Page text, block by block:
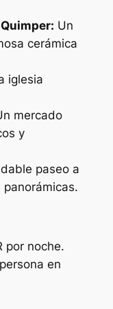
Un
cerámica
iglesia
mercado
y
paseo a
por noche.
en